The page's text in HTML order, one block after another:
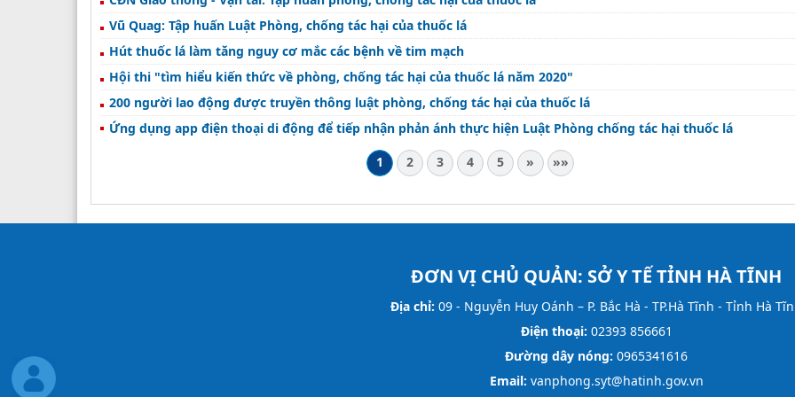
Vũ Quag: Tập huấn Luật Phòng, chống tác hại của thuốc lá
Hút thuốc lá làm tăng nguy cơ mắc các bệnh về tim mạch
Hội thi "tìm hiểu kiến thức về phòng, chống tác hại của thuốc lá năm 2020"
200 người lao động được truyền thông luật phòng, chống tác hại của thuốc lá
Ứng dụng app điện thoại di động để tiếp nhận phản ánh thực hiện Luật Phòng chống tác hại thuốc lá
1
2 3 4 5 » »»
ĐƠN VỊ CHỦ QUẢN: SỞ Y TẾ TỈNH HÀ TĨNH
Địa chỉ: 09 - Nguyễn Huy Oánh – P. Bắc Hà - TP.Hà Tĩnh - Tỉnh Hà
Điện thoại: 02393 856661
Đường dây nóng: 0965341616
Email: vanphong.syt@hatinh.gov.vn